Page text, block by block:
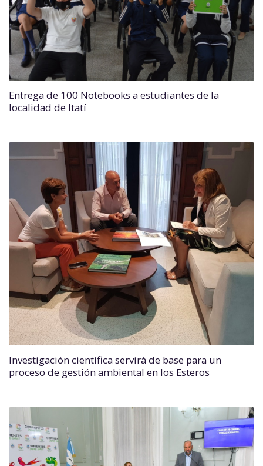
Entrega de 100 Notebooks a estudiantes de la
localidad de Itatí
Investigación científica servirá de base para un
proceso de gestión ambiental en los Esteros